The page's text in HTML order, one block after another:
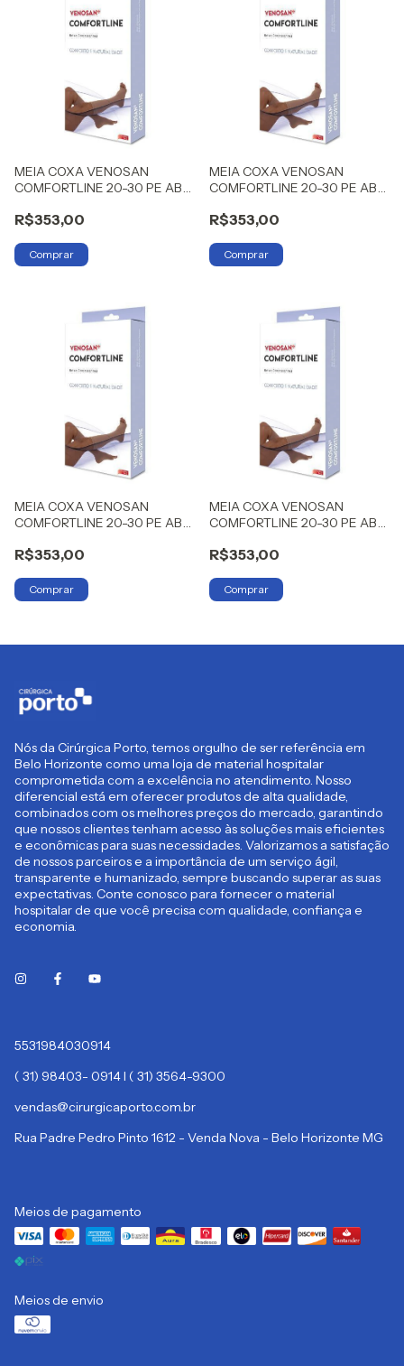
MEIA COXA VENOSAN
COMFORTLINE 20-30 PE AB
R$353,00
MEIA COXA VENOSAN
COMFORTLINE 20-30 PE AB
R$353,00
MEIA COXA VENOSAN
COMFORTLINE 20-30 PE AB
R$353,00
MEIA COXA VENOSAN
COMFORTLINE 20-30 PE AB
R$353,00
Nós da Cirúrgica Porto, temos orgulho de ser referência em
Belo Horizonte como uma loja de material hospitalar
comprometida com a excelência no atendimento. Nosso
diferencial está em oferecer produtos de alta qualidade,
combinados com os melhores preços do mercado, garantindo
que nossos clientes tenham acesso às soluções mais eficientes
e econômicas para suas necessidades. Valorizamos a satisfação
de nossos parceiros e a importância de um serviço ágil,
transparente e humanizado, sempre buscando superar as suas
expectativas. Conte conosco para fornecer o material
hospitalar de que você precisa com qualidade, confiança e
economia.
5531984030914
( 31) 98403- 0914 I ( 31) 3564-9300
vendas@cirurgicaporto.com.br
Rua Padre Pedro Pinto 1612 - Venda Nova - Belo Horizonte MG
Meios de pagamento
Meios de envio